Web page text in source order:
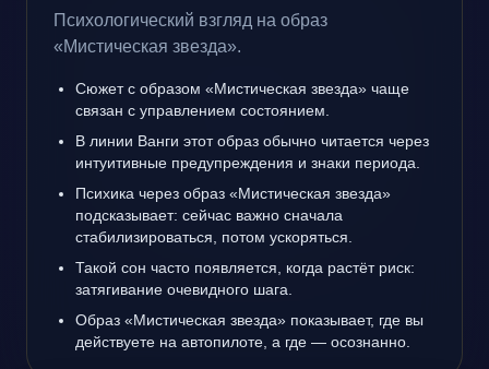
Психологический взгляд на образ
«Мистическая звезда».
Сюжет с образом «Мистическая звезда» чаще
связан с управлением состоянием.
В линии Ванги этот образ обычно читается через
интуитивные предупреждения и знаки периода.
Психика через образ «Мистическая звезда»
подсказывает: сейчас важно сначала
стабилизироваться, потом ускоряться.
Такой сон часто появляется, когда растёт риск:
затягивание очевидного шага.
Образ «Мистическая звезда» показывает, где вы
действуете на автопилоте, а где — осознанно.